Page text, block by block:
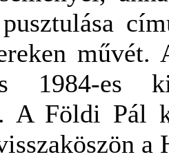
művét.
1984-es
A Földi Pál